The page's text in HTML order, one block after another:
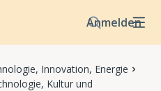
Anmelden
Innovation, Energie
Kultur und